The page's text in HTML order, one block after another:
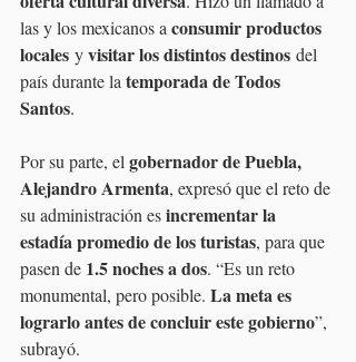
las y los mexicanos a consumir productos
locales y visitar los distintos destinos del
país durante la temporada de Todos
Santos.
Por su parte, el gobernador de Puebla,
Alejandro Armenta, expresó que el reto de
su administración es incrementar la
estadía promedio de los turistas, para que
pasen de 1.5 noches a dos. “Es un reto
monumental, pero posible. La meta es
lograrlo antes de concluir este gobierno”,
subrayó.